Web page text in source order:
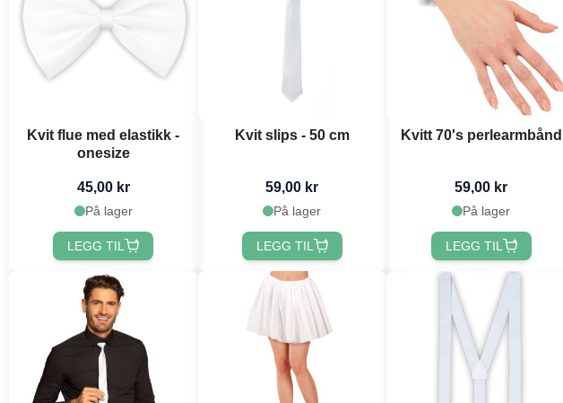
Kvit flue med elastikk -
onesize
45,00 kr
På lager
LEGG TIL
Kvit slips - 50 cm
59,00 kr
På lager
LEGG TIL
Kvitt 70's perlearmbånd
59,00 kr
På lager
LEGG TIL